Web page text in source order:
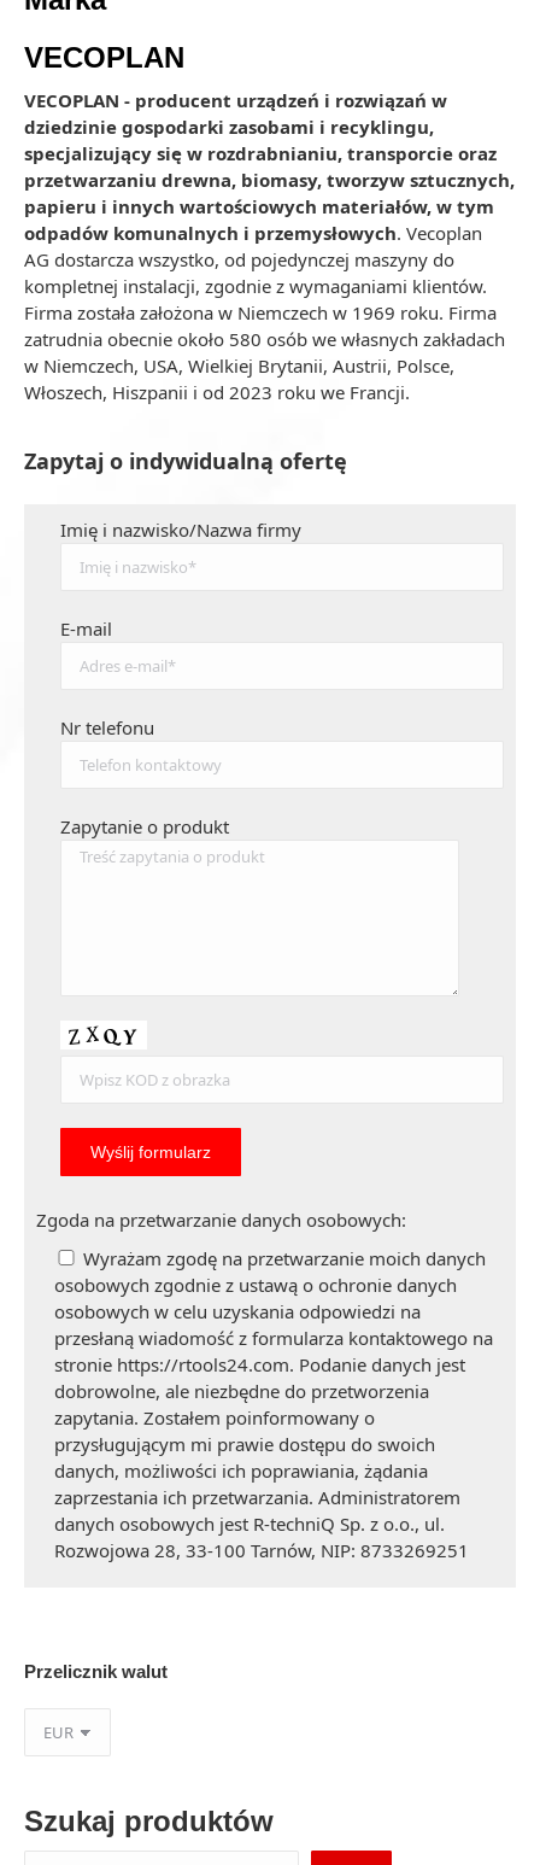
VECOPLAN
VECOPLAN - producent urządzeń i rozwiązań w
dziedzinie gospodarki zasobami i recyklingu,
specjalizujący się w rozdrabnianiu, transporcie oraz
przetwarzaniu drewna, biomasy, tworzyw sztucznych,
papieru i innych wartościowych materiałów, w tym
odpadów komunalnych i przemysłowych. Vecoplan
AG dostarcza wszystko, od pojedynczej maszyny do
kompletnej instalacji, zgodnie z wymaganiami klientów.
Firma została założona w Niemczech w 1969 roku. Firma
zatrudnia obecnie około 580 osób we własnych zakładach
w Niemczech, USA, Wielkiej Brytanii, Austrii, Polsce,
Włoszech, Hiszpanii i od 2023 roku we Francji.
Zapytaj o indywidualną ofertę
Imię i nazwisko/Nazwa firmy
E-mail
Nr telefonu
Zapytanie o produkt
Zgoda na przetwarzanie danych osobowych:
Wyrażam zgodę na przetwarzanie moich danych
osobowych zgodnie z ustawą o ochronie danych
osobowych w celu uzyskania odpowiedzi na
przesłaną wiadomość z formularza kontaktowego na
stronie https://rtools24.com. Podanie danych jest
dobrowolne, ale niezbędne do przetworzenia
zapytania. Zostałem poinformowany o
przysługującym mi prawie dostępu do swoich
danych, możliwości ich poprawiania, żądania
zaprzestania ich przetwarzania. Administratorem
danych osobowych jest R-techniQ Sp. z o.o., ul.
Rozwojowa 28, 33-100 Tarnów, NIP: 8733269251
Przelicznik walut
Szukaj produktów